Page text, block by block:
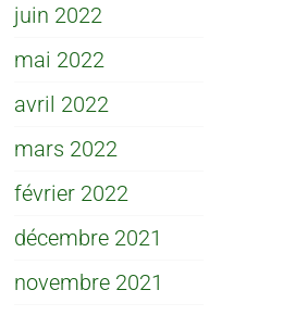
juin 2022
mai 2022
avril 2022
mars 2022
février 2022
décembre 2021
novembre 2021